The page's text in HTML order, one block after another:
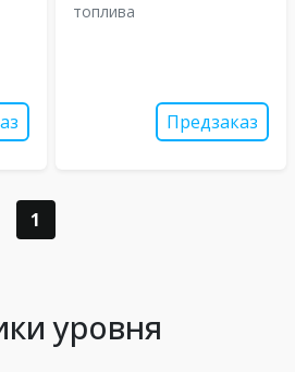
топлива
Предзаказ
1
уровня